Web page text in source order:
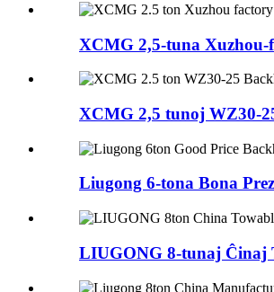
XCMG 2,5-tuna Xuzhou-
XCMG 2,5 tunoj WZ30-
Liugong 6-tona Bona
LIUGONG 8-tunaj Ĉinaj